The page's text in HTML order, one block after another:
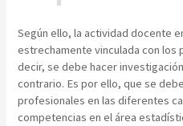
Según ello, la actividad docente
estrechamente vinculada con
decir, se debe hacer
contrario. Es por ello, que se
profesionales en las diferentes
competencias en el área